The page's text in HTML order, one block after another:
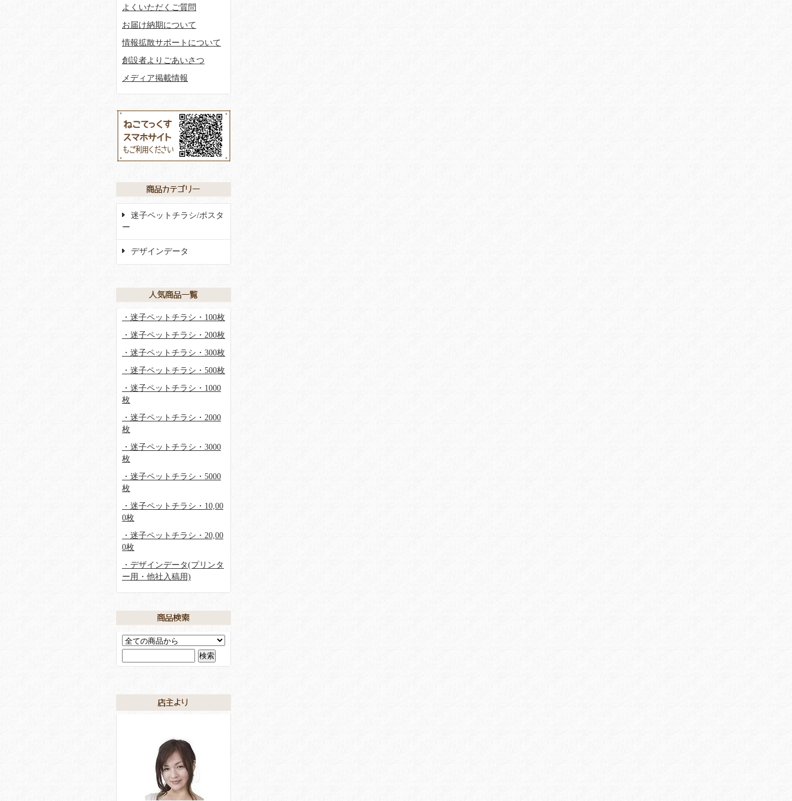
よくいただくご質問
お届け納期について
情報拡散サポートについて
創設者よりごあいさつ
メディア掲載情報
迷子ペットチラシ/ポスタ
ー
デザインデータ
・迷子ペットチラシ・100枚
・迷子ペットチラシ・200枚
・迷子ペットチラシ・300枚
・迷子ペットチラシ・500枚
・迷子ペットチラシ・1000
枚
・迷子ペットチラシ・2000
枚
・迷子ペットチラシ・3000
枚
・迷子ペットチラシ・5000
枚
・迷子ペットチラシ・10,00
0枚
・迷子ペットチラシ・20,00
0枚
・デザインデータ(プリンタ
ー用・他社入稿用)